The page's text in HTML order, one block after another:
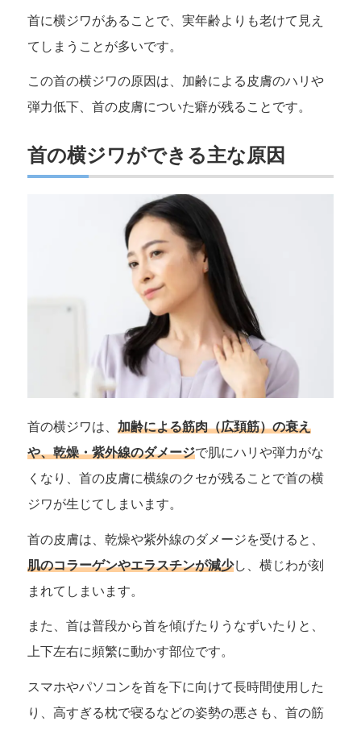
首に横ジワがあることで、実年齢よりも老けて見え
てしまうことが多いです。
この首の横ジワの原因は、加齢による皮膚のハリや
弾力低下、首の皮膚についた癖が残ることです。
首の横ジワができる主な原因
首の横ジワは、 加齢による筋肉（広頚筋）の衰え
や、乾燥・紫外線のダメージで肌にハリや弾力がな
くなり、首の皮膚に横線のクセが残ることで首の横
ジワが生じてしまいます。
首の皮膚は、乾燥や紫外線のダメージを受けると、
肌のコラーゲンやエラスチンが減少し、横じわが刻
まれてしまいます。
また、首は普段から首を傾げたりうなずいたりと、
上下左右に頻繁に動かす部位です。
スマホやパソコンを首を下に向けて長時間使用した
り、高すぎる枕で寝るなどの姿勢の悪さも、首の筋